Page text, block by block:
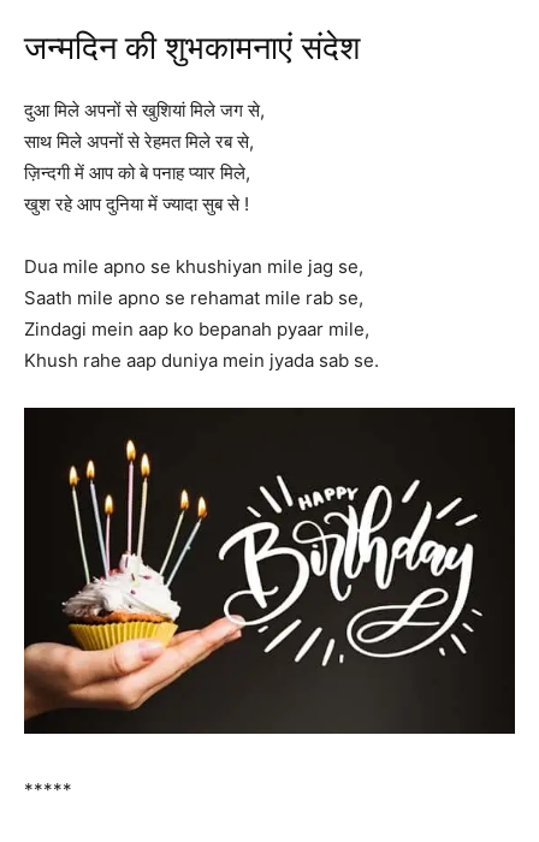
जन्मदिन की शुभकामनाएं संदेश
दुआ मिले अपनों से खुशियां मिले जग से,
साथ मिले अपनों से रेहमत मिले रब से,
ज़िन्दगी में आप को बे पनाह प्यार मिले,
खुश रहे आप दुनिया में ज्यादा सुब से !
Dua mile apno se khushiyan mile jag se,
Saath mile apno se rehamat mile rab se,
Zindagi mein aap ko bepanah pyaar mile,
Khush rahe aap duniya mein jyada sab se.
*****